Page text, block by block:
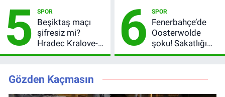
3. Ön Eleme Turu
5 SPOR
Beşiktaş maçı
şifresiz mi?
Hradec Kralove-
Beşiktaş hangi
kaçta?
6 SPOR
Fenerbahçe’de
Oosterwolde
şoku! Sakatlığı
ciddi mi, kaç hafta
Gözden Kaçmasın